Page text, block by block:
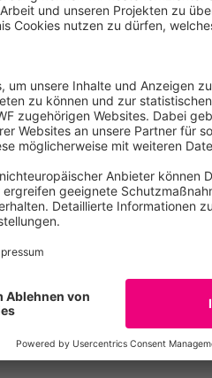
Gesetzgebung, die
Vielfalt und
weiter aufzuweichen, sollten
bis 2050
das ewige Schwarze-Peter-
(Overshoot Day)
viel Fläche benötigt wird,